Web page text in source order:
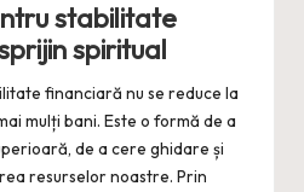
stabilitate
spiritual
financiară nu se reduce la
mulți bani. Este o formă de a
de a cere ghidare și
resurselor noastre. Prin